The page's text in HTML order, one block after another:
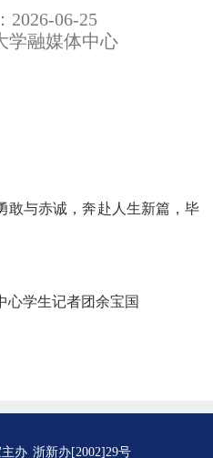
2026-06-25
学融媒体中心
敢与赤诚，奔赴人生新篇，毕
心学生记者团余宝国
办 浙新办[2002]29号